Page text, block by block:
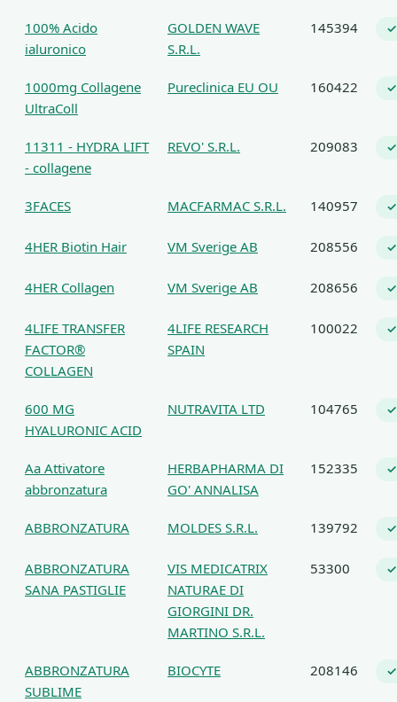
100% Acido
ialuronico
GOLDEN WAVE
S.R.L.
145394 ✓
1000mg Collagene
UltraColl
Pureclinica EU OU 160422 ✓
11311 - HYDRA LIFT
- collagene
REVO' S.R.L. 209083 ✓
3FACES MACFARMAC S.R.L. 140957 ✓
4HER Biotin Hair VM Sverige AB 208556 ✓
4HER Collagen VM Sverige AB 208656 ✓
4LIFE TRANSFER
FACTOR®
COLLAGEN
4LIFE RESEARCH
SPAIN
100022 ✓
600 MG
HYALURONIC ACID
NUTRAVITA LTD 104765 ✓
Aa Attivatore
abbronzatura
HERBAPHARMA DI
GO' ANNALISA
152335 ✓
ABBRONZATURA MOLDES S.R.L. 139792 ✓
ABBRONZATURA
SANA PASTIGLIE
VIS MEDICATRIX
NATURAE DI
GIORGINI DR.
MARTINO S.R.L.
53300 ✓
ABBRONZATURA
SUBLIME
BIOCYTE 208146 ✓